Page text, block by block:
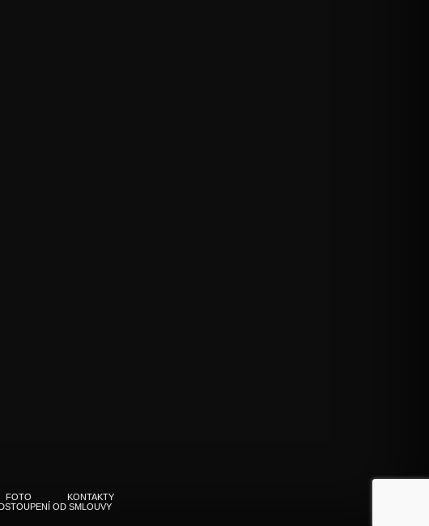
FOTO
KONTAKTY
OD SMLOUVY